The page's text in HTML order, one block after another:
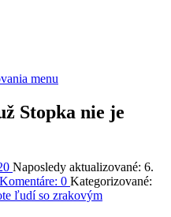
menu
Stopka nie je
Naposledy aktualizované: 6.
Komentáre: 0 Kategorizované:
ľudí so zrakovým